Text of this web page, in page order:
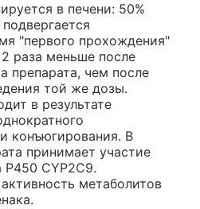
в печени: 50%
"первого прохождения"
раза меньше после
препарата, чем после
той же дозы.
в результате
конъюгирования. В
принимает участие
Р450 CYP2C9.
метаболитов